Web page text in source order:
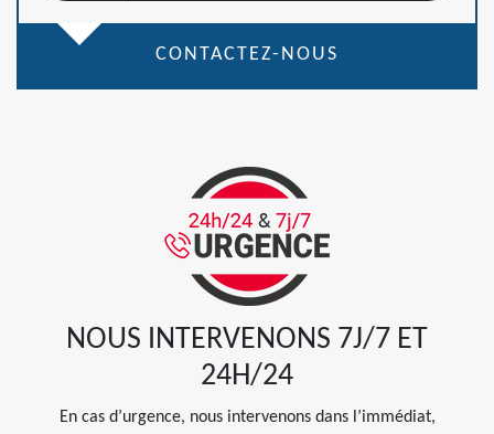
CONTACTEZ-NOUS
NOUS INTERVENONS 7J/7 ET
24H/24
En cas d’urgence, nous intervenons dans l’immédiat,